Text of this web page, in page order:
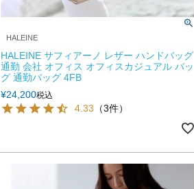
HALEINE
HALEINE サフィアーノ レザー ハンドバッグ
通勤 会社 オフィス オフィスカジュアル バッ
グ 通勤バッグ 4FB
¥24,200税込
4.33 （3件）